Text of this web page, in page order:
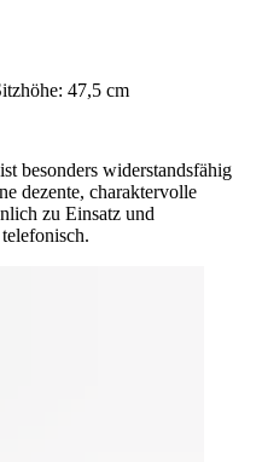
47,5 cm
besonders widerstandsfähig
dezente, charaktervolle
zu Einsatz und